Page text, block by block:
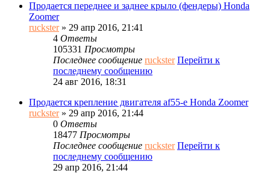
Продается переднее и заднее крыло (фендеры) Honda
Zoomer
ruckster» 29 апр 2016, 21:41
4 Ответы
105331 Просмотры
Последнее сообщение ruckster Перейти к
последнему сообщению
24 авг 2016, 18:31
Продается крепление двигателя af55-e Honda Zoomer
ruckster» 29 апр 2016, 21:44
0 Ответы
18477 Просмотры
Последнее сообщение ruckster Перейти к
последнему сообщению
29 апр 2016, 21:44